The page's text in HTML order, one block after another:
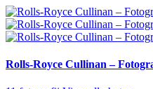
Rolls-Royce Cullinan –